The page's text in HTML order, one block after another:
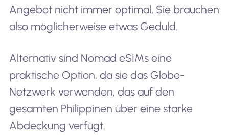
Angebot nicht immer optimal, Sie brauchen
also möglicherweise etwas Geduld.
Alternativ sind Nomad eSIMs eine
praktische Option, da sie das Globe-
Netzwerk verwenden, das auf den
gesamten Philippinen über eine starke
Abdeckung verfügt.